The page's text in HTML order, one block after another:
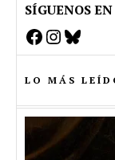
SÍGUENOS
Facebook
Instagram
Bluesky
LO MÁS